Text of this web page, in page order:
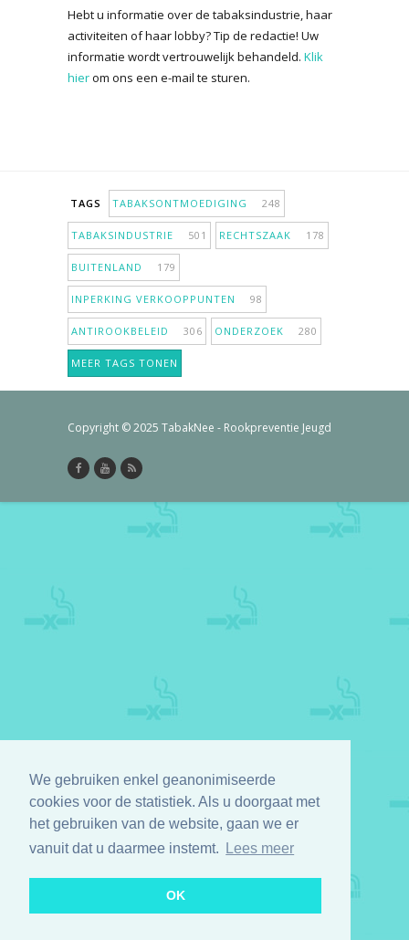
We gebruiken enkel geanonimiseerde
cookies voor de statistiek. Als u doorgaat met
het gebruiken van de website, gaan we er
vanuit dat u daarmee instemt.
Lees meer
OK
Hebt u informatie over de tabaksindustrie, haar
activiteiten of haar lobby? Tip de redactie! Uw
informatie wordt vertrouwelijk behandeld. Klik
hierom ons een e-mail te sturen.
TAGS TABAKSONTMOEDIGING 248
TABAKSINDUSTRIE 501 RECHTSZAAK 178
BUITENLAND 179
INPERKING VERKOOPPUNTEN 98
ANTIROOKBELEID 306 ONDERZOEK 280
MEER TAGS TONEN
Copyright © 2025 TabakNee - Rookpreventie Jeugd